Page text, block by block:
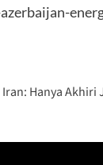
Hanya Akhiri